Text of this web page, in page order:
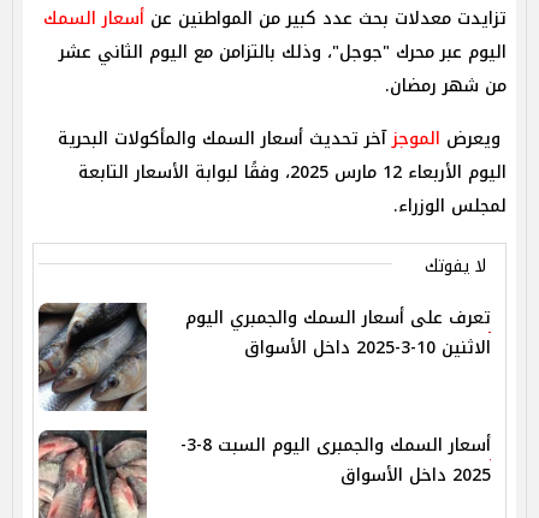
تزايدت معدلات بحث عدد كبير من المواطنين عن أسعار السمك
اليوم عبر محرك "جوجل"، وذلك بالتزامن مع اليوم الثاني عشر
من شهر رمضان.
ويعرض الموجزآخر تحديث أسعار السمك والمأكولات البحرية
اليوم الأربعاء 12 مارس 2025، وفقًا لبوابة الأسعار التابعة
لمجلس الوزراء.
لا يفوتك
تعرف على أسعار السمك والجمبري اليوم
الاثنين 10-3-2025 داخل الأسواق
أسعار السمك والجمبرى اليوم السبت 8-3-
2025 داخل الأسواق